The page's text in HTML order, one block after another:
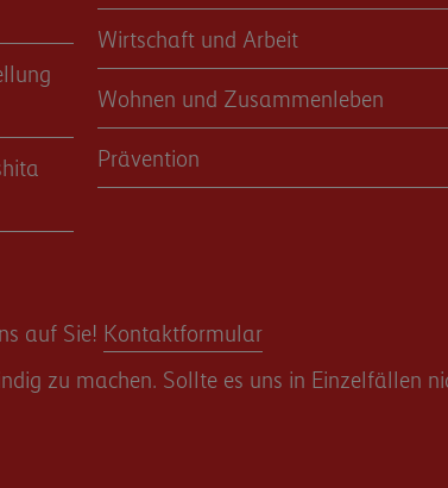
Wirtschaft und Arbeit
Wohnen und Zusammenleben
Prävention
auf Sie! Kontaktformular
zu machen. Sollte es uns in Einzelfällen